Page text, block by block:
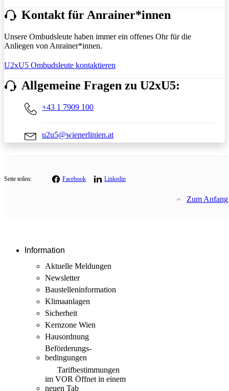
Kontakt für Anrainer*innen
Unsere Ombudsleute haben immer ein offenes Ohr für die
Anliegen von Anrainer*innen.
U2xU5 Ombudsleute kontaktieren
Allgemeine Fragen zu U2xU5:
+43 1 7909 100
u2u5@wienerlinien.at
Seite teilen: Facebook Linkedin
Zum Anfang
Information
Aktuelle Meldungen
Newsletter
Baustellen­information
Klimaanlagen
Sicherheit
Kernzone Wien
Hausordnung
Beförderungs­
bedingungen
Tarif­bestimmungen
im VOR Öffnet in einem
neuen Tab